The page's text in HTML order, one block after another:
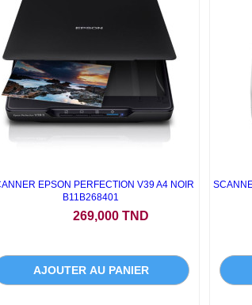
EPSON PERFECTION V39 A4 NOIR
B11B268401
269,000 TND
AJOUTER AU PANIER